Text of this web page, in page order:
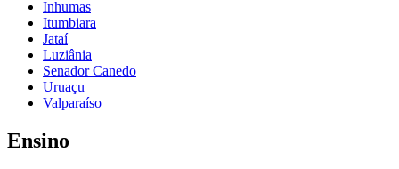
Inhumas
Itumbiara
Jataí
Luziânia
Senador Canedo
Uruaçu
Valparaíso
Ensino